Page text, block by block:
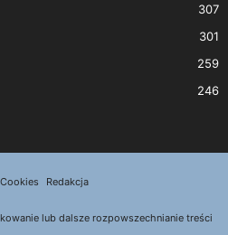
307
301
259
246
Cookies Redakcja
lub dalsze rozpowszechnianie treści